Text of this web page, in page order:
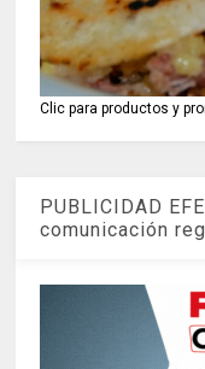
Clic para productos y
PUBLICIDAD
comunicación